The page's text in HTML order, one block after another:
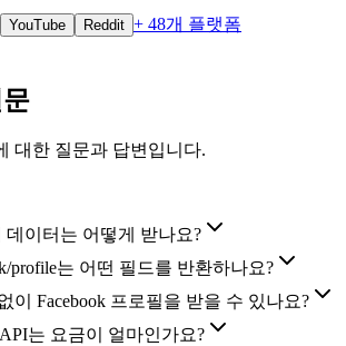
YouTube Reddit + 48개 플랫폼
대한 질문과 답변입니다.
데이터는 어떻게 받나요?
profile는 어떤 필드를 반환하나요?
이 Facebook 프로필을 받을 수 있나요?
API는 요금이 얼마인가요?